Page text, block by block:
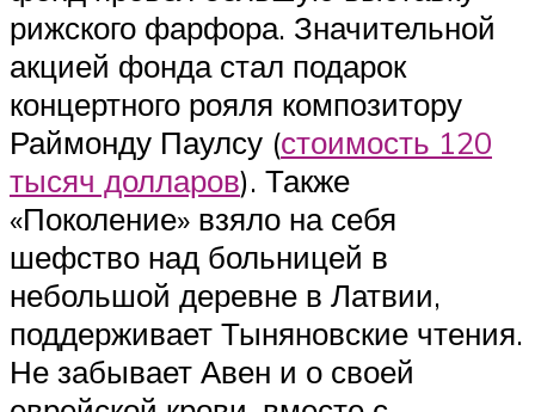
рижского фарфора. Значительной
акцией фонда стал подарок
концертного рояля композитору
Раймонду Паулсу (стоимость 120
тысяч долларов). Также
«Поколение» взяло на себя
шефство над больницей в
небольшой деревне в Латвии,
поддерживает Тыняновские чтения.
Не забывает Авен и о своей